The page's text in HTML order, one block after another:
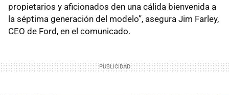
propietarios y aficionados den una cálida bienvenida a
la séptima generación del modelo”, asegura Jim Farley,
CEO de Ford, en el comunicado.